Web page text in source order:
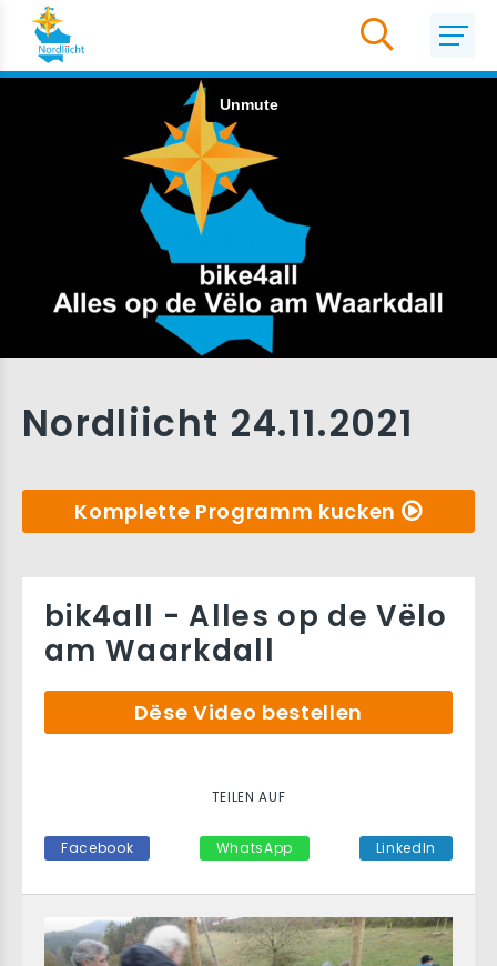
Nordliicht 24.11.2021
Komplette Programm kucken
bik4all - Alles op de Vëlo
am Waarkdall
Dëse Video bestellen
TEILEN AUF
Facebook WhatsApp LinkedIn